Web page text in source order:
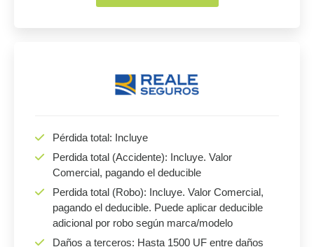
Pérdida total: Incluye
Perdida total (Accidente): Incluye. Valor
Comercial, pagando el deducible
Perdida total (Robo): Incluye. Valor Comercial,
pagando el deducible. Puede aplicar deducible
adicional por robo según marca/modelo
Daños a terceros: Hasta 1500 UF entre daños